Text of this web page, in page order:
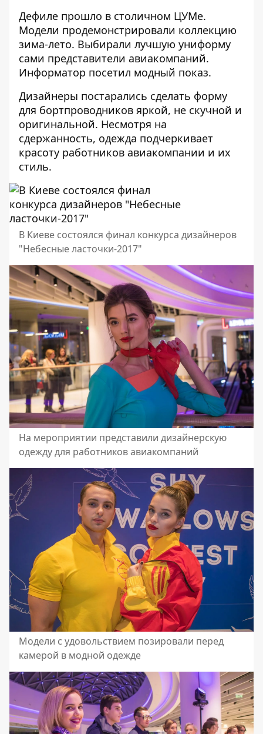
Дефиле прошло в столичном ЦУМе.
Модели продемонстрировали коллекцию
зима-лето. Выбирали лучшую униформу
сами представители авиакомпаний.
Информатор посетил модный показ.
Дизайнеры постарались сделать форму
для бортпроводников яркой, не скучной и
оригинальной. Несмотря на
сдержанность, одежда подчеркивает
красоту работников авиакомпании и их
стиль.
В Киеве состоялся финал конкурса дизайнеров
"Небесные ласточки-2017"
На мероприятии представили дизайнерскую
одежду для работников авиакомпаний
Модели с удовольствием позировали перед
камерой в модной одежде